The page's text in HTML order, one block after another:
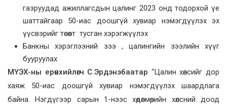
газруудад ажиллагсдын цалинг 2023 онд тодорхой үе
шаттайгаар 50-иас доошгүй хувиар нэмэгдүүлэх эх
үүсвэрийг төсөвт тусган хэрэгжүүлэх
Банкны хэрэглээний зээ , цалингийн зээлийн хүүг
бууруулах
МҮЭХ-ны ерөнхийлөгч С.Эрдэнэбаатар “Цалин хөлсийг дор
хаяж 50-иас доошгүй хувиар нэмэгдүүлэх шаардлага
байна. Нэгдүгээр сарын 1-нээс хөдөлмөрийн хөлсний доод